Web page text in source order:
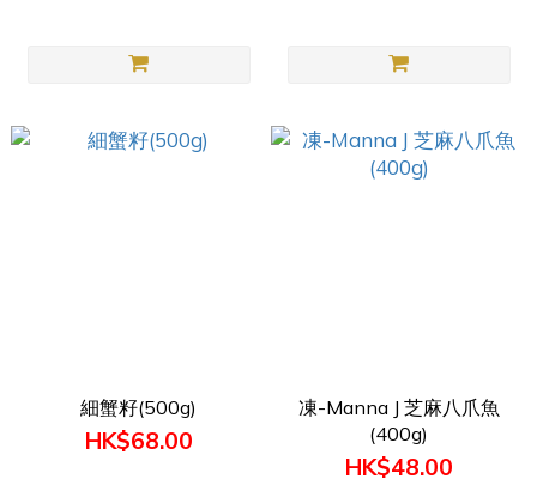
細蟹籽(500g)
HK$68.00
凍-Manna J 芝麻八爪魚
(400g)
HK$48.00